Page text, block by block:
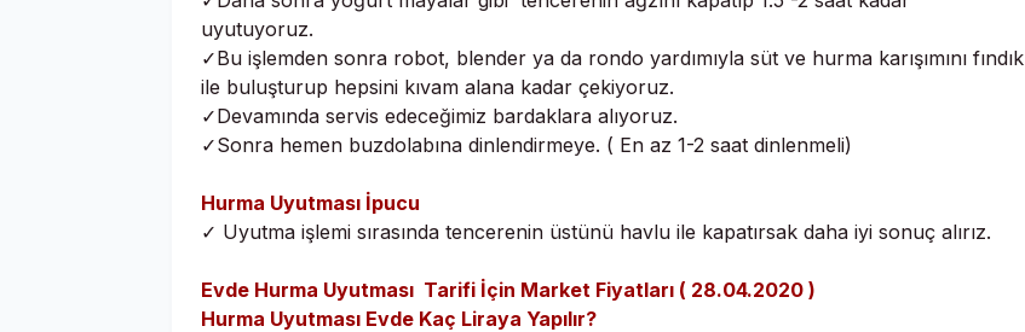
uyutuyoruz.
✓Bu işlemden sonra robot, blender ya da rondo yardımıyla süt ve hurma karışımını fındık
ile buluşturup hepsini kıvam alana kadar çekiyoruz.
✓Devamında servis edeceğimiz bardaklara alıyoruz.
✓Sonra hemen buzdolabına dinlendirmeye. ( En az 1-2 saat dinlenmeli)
Hurma Uyutması İpucu
✓ Uyutma işlemi sırasında tencerenin üstünü havlu ile kapatırsak daha iyi sonuç alırız.
Evde Hurma Uyutması Tarifi İçin Market Fiyatları ( 28.04.2020 )
Hurma Uyutması Evde Kaç Liraya Yapılır?